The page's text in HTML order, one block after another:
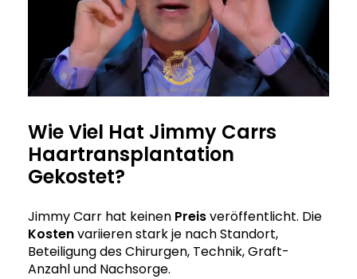
Wie Viel Hat Jimmy Carrs
Haartransplantation
Gekostet?
Jimmy Carr hat keinen Preisveröffentlicht. Die
Kostenvariieren stark je nach Standort,
Beteiligung des Chirurgen, Technik, Graft-
Anzahl und Nachsorge.